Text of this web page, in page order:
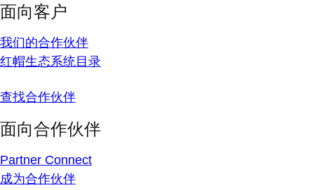
面向客户
我们的合作伙伴
红帽生态系统目录
查找合作伙伴
面向合作伙伴
Partner Connect
成为合作伙伴